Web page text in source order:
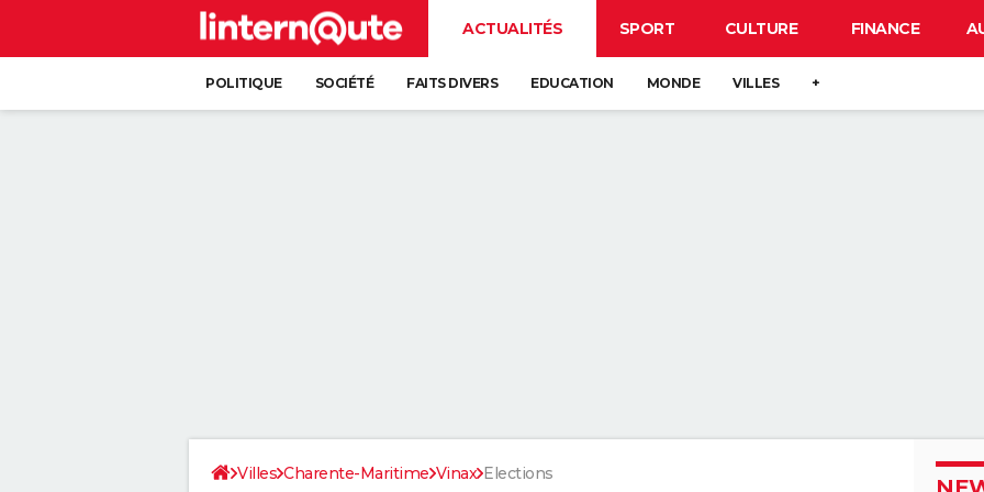
ACTUALITÉS SPORT CULTURE FINANCE
POLITIQUE SOCIÉTÉ FAITS DIVERS EDUCATION MONDE VILLES +
Villes Charente-Maritime Vinax Elections